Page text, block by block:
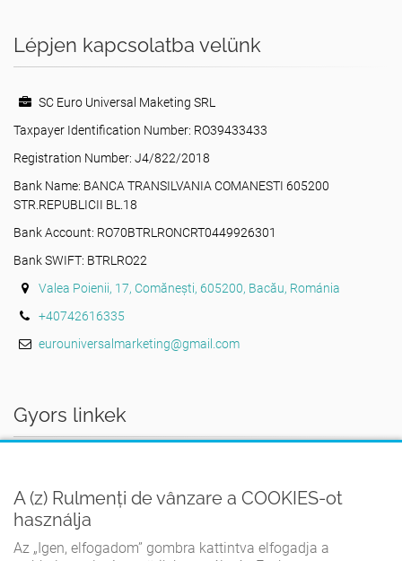
Lépjen kapcsolatba velünk
SC Euro Universal Maketing SRL
Taxpayer Identification Number: RO39433433
Registration Number: J4/822/2018
Bank Name: BANCA TRANSILVANIA COMANESTI 605200
STR.REPUBLICII BL.18
Bank Account: RO70BTRLRONCRT0449926301
Bank SWIFT: BTRLRO22
Valea Poienii, 17, Comănești, 605200, Bacău, Románia
+40742616335
eurouniversalmarketing@gmail.com
Gyors linkek
FELHASZNÁLÁSI FELTÉTELEK
ADATVÉDELMI IRÁNYELVEK
COOKIE-IRÁNYELVEK
A (z) Rulmenți de vânzare a COOKIES-ot
használja
Az „Igen, elfogadom” gombra kattintva elfogadja a